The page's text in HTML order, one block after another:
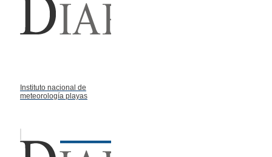
Instituto nacional de
meteorología playas